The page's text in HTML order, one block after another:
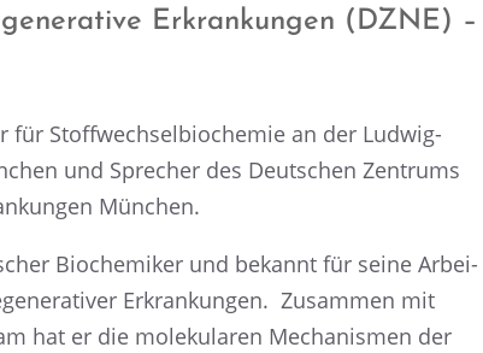
Erkran­kun­gen (DZNE) –
für Stoff­wech­sel­bio­che­mie an der Ludwig-
und Sprecher des Deutschen Zentrums
München.
Bioche­mi­ker und bekannt für seine Arbei­
Erkran­kun­gen. Zusam­men mit
hat er die moleku­la­ren Mecha­nis­men der